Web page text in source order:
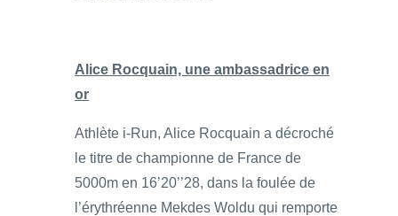
Alice Rocquain, une ambassadrice en
or
Athlète i-Run, Alice Rocquain a décroché
le titre de championne de France de
5000m en 16’20’’28, dans la foulée de
l’érythréenne Mekdes Woldu qui remporte